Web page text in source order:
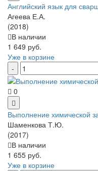
Английский язык для
Агеева Е.А.
(2018)
В наличии
1 649 руб.
Уже в корзине
0
Выполнение химической
Шаменкова Т.Ю.
(2017)
В наличии
1 655 руб.
Уже в корзине